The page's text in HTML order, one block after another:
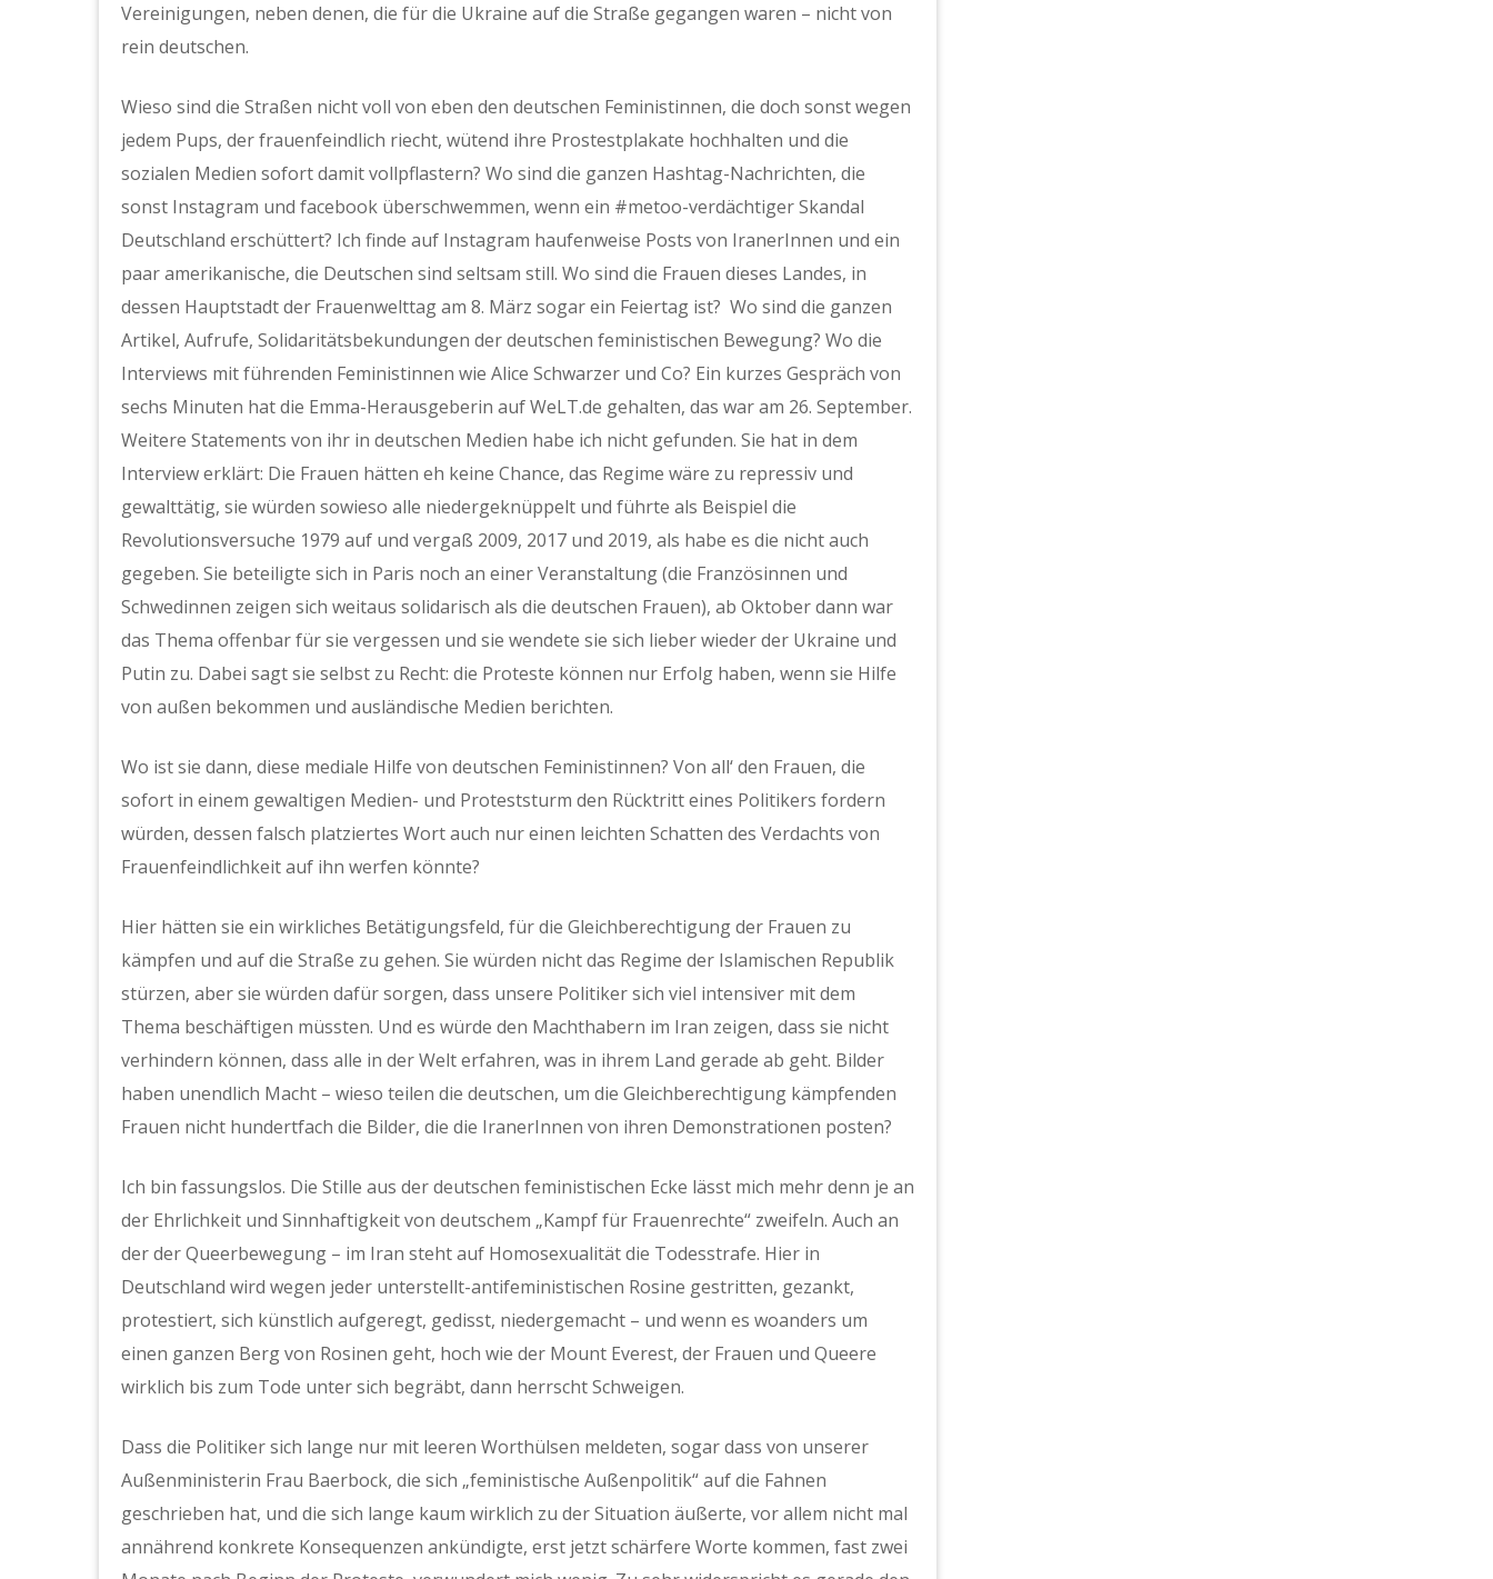
Vereinigungen, neben denen, die für die Ukraine auf die Straße gegangen waren – nicht von
rein deutschen.
Wieso sind die Straßen nicht voll von eben den deutschen Feministinnen, die doch sonst wegen
jedem Pups, der frauenfeindlich riecht, wütend ihre Prostestplakate hochhalten und die
sozialen Medien sofort damit vollpflastern? Wo sind die ganzen Hashtag-Nachrichten, die
sonst Instagram und facebook überschwemmen, wenn ein #metoo-verdächtiger Skandal
Deutschland erschüttert? Ich finde auf Instagram haufenweise Posts von IranerInnen und ein
paar amerikanische, die Deutschen sind seltsam still. Wo sind die Frauen dieses Landes, in
dessen Hauptstadt der Frauenwelttag am 8. März sogar ein Feiertag ist? Wo sind die ganzen
Artikel, Aufrufe, Solidaritätsbekundungen der deutschen feministischen Bewegung? Wo die
Interviews mit führenden Feministinnen wie Alice Schwarzer und Co? Ein kurzes Gespräch von
sechs Minuten hat die Emma-Herausgeberin auf WeLT.de gehalten, das war am 26. September.
Weitere Statements von ihr in deutschen Medien habe ich nicht gefunden. Sie hat in dem
Interview erklärt: Die Frauen hätten eh keine Chance, das Regime wäre zu repressiv und
gewalttätig, sie würden sowieso alle niedergeknüppelt und führte als Beispiel die
Revolutionsversuche 1979 auf und vergaß 2009, 2017 und 2019, als habe es die nicht auch
gegeben. Sie beteiligte sich in Paris noch an einer Veranstaltung (die Französinnen und
Schwedinnen zeigen sich weitaus solidarisch als die deutschen Frauen), ab Oktober dann war
das Thema offenbar für sie vergessen und sie wendete sie sich lieber wieder der Ukraine und
Putin zu. Dabei sagt sie selbst zu Recht: die Proteste können nur Erfolg haben, wenn sie Hilfe
von außen bekommen und ausländische Medien berichten.
Wo ist sie dann, diese mediale Hilfe von deutschen Feministinnen? Von all‘ den Frauen, die
sofort in einem gewaltigen Medien- und Proteststurm den Rücktritt eines Politikers fordern
würden, dessen falsch platziertes Wort auch nur einen leichten Schatten des Verdachts von
Frauenfeindlichkeit auf ihn werfen könnte?
Hier hätten sie ein wirkliches Betätigungsfeld, für die Gleichberechtigung der Frauen zu
kämpfen und auf die Straße zu gehen. Sie würden nicht das Regime der Islamischen Republik
stürzen, aber sie würden dafür sorgen, dass unsere Politiker sich viel intensiver mit dem
Thema beschäftigen müssten. Und es würde den Machthabern im Iran zeigen, dass sie nicht
verhindern können, dass alle in der Welt erfahren, was in ihrem Land gerade ab geht. Bilder
haben unendlich Macht – wieso teilen die deutschen, um die Gleichberechtigung kämpfenden
Frauen nicht hundertfach die Bilder, die die IranerInnen von ihren Demonstrationen posten?
Ich bin fassungslos. Die Stille aus der deutschen feministischen Ecke lässt mich mehr denn je an
der Ehrlichkeit und Sinnhaftigkeit von deutschem „Kampf für Frauenrechte“ zweifeln. Auch an
der der Queerbewegung – im Iran steht auf Homosexualität die Todesstrafe. Hier in
Deutschland wird wegen jeder unterstellt-antifeministischen Rosine gestritten, gezankt,
protestiert, sich künstlich aufgeregt, gedisst, niedergemacht – und wenn es woanders um
einen ganzen Berg von Rosinen geht, hoch wie der Mount Everest, der Frauen und Queere
wirklich bis zum Tode unter sich begräbt, dann herrscht Schweigen.
Dass die Politiker sich lange nur mit leeren Worthülsen meldeten, sogar dass von unserer
Außenministerin Frau Baerbock, die sich „feministische Außenpolitik“ auf die Fahnen
geschrieben hat, und die sich lange kaum wirklich zu der Situation äußerte, vor allem nicht mal
annährend konkrete Konsequenzen ankündigte, erst jetzt schärfere Worte kommen, fast zwei